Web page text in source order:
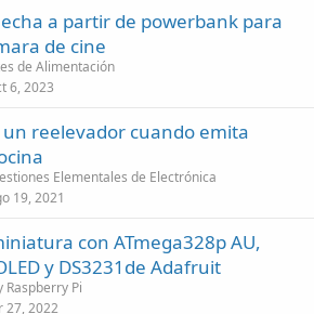
a partir de powerbank para
de cine
de Alimentación
6, 2023
reelevador cuando emita
Elementales de Electrónica
19, 2021
con ATmega328p AU,
y DS3231de Adafruit
Raspberry Pi
27, 2022